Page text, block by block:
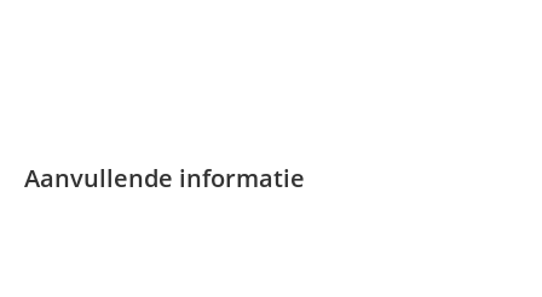
Aanvullende informatie